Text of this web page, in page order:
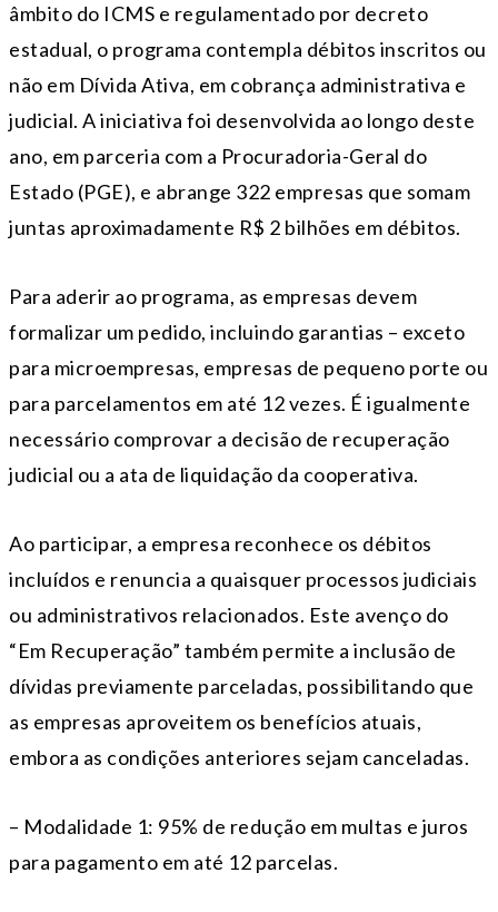
âmbito do ICMS e regulamentado por decreto
estadual, o programa contempla débitos inscritos ou
não em Dívida Ativa, em cobrança administrativa e
judicial. A iniciativa foi desenvolvida ao longo deste
ano, em parceria com a Procuradoria-Geral do
Estado (PGE), e abrange 322 empresas que somam
juntas aproximadamente R$ 2 bilhões em débitos.
Para aderir ao programa, as empresas devem
formalizar um pedido, incluindo garantias – exceto
para microempresas, empresas de pequeno porte ou
para parcelamentos em até 12 vezes. É igualmente
necessário comprovar a decisão de recuperação
judicial ou a ata de liquidação da cooperativa.
Ao participar, a empresa reconhece os débitos
incluídos e renuncia a quaisquer processos judiciais
ou administrativos relacionados. Este avenço do
“Em Recuperação” também permite a inclusão de
dívidas previamente parceladas, possibilitando que
as empresas aproveitem os benefícios atuais,
embora as condições anteriores sejam canceladas.
– Modalidade 1: 95% de redução em multas e juros
para pagamento em até 12 parcelas.